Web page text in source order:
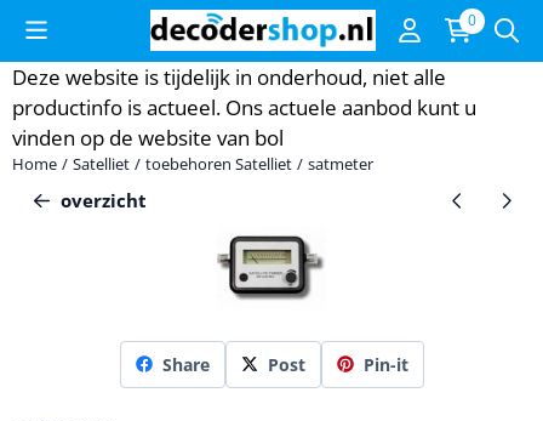
Cookievoorkeuren zijn momenteel gesloten. 0
Deze website is tijdelijk in onderhoud, niet alle
productinfo is actueel. Ons actuele aanbod kunt u
vinden op de website van bol
Home / Satelliet / toebehoren Satelliet / satmeter
overzicht
Share Post Pin-it